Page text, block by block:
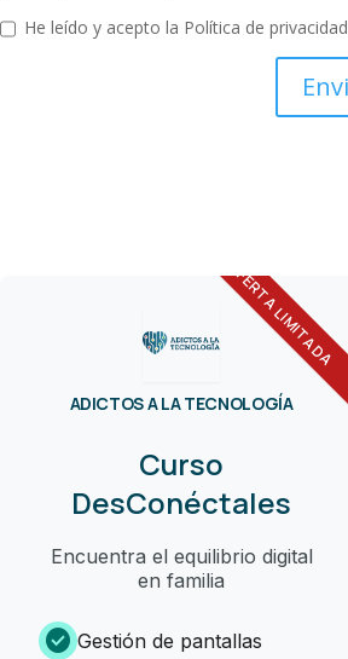
He leído y acepto la Política de privacidad
OFERTA LIMITADA
ADICTOS A LA TECNOLOGÍA
Curso
DesConéctales
Encuentra el equilibrio digital
en familia
check_circle Gestión de pantallas